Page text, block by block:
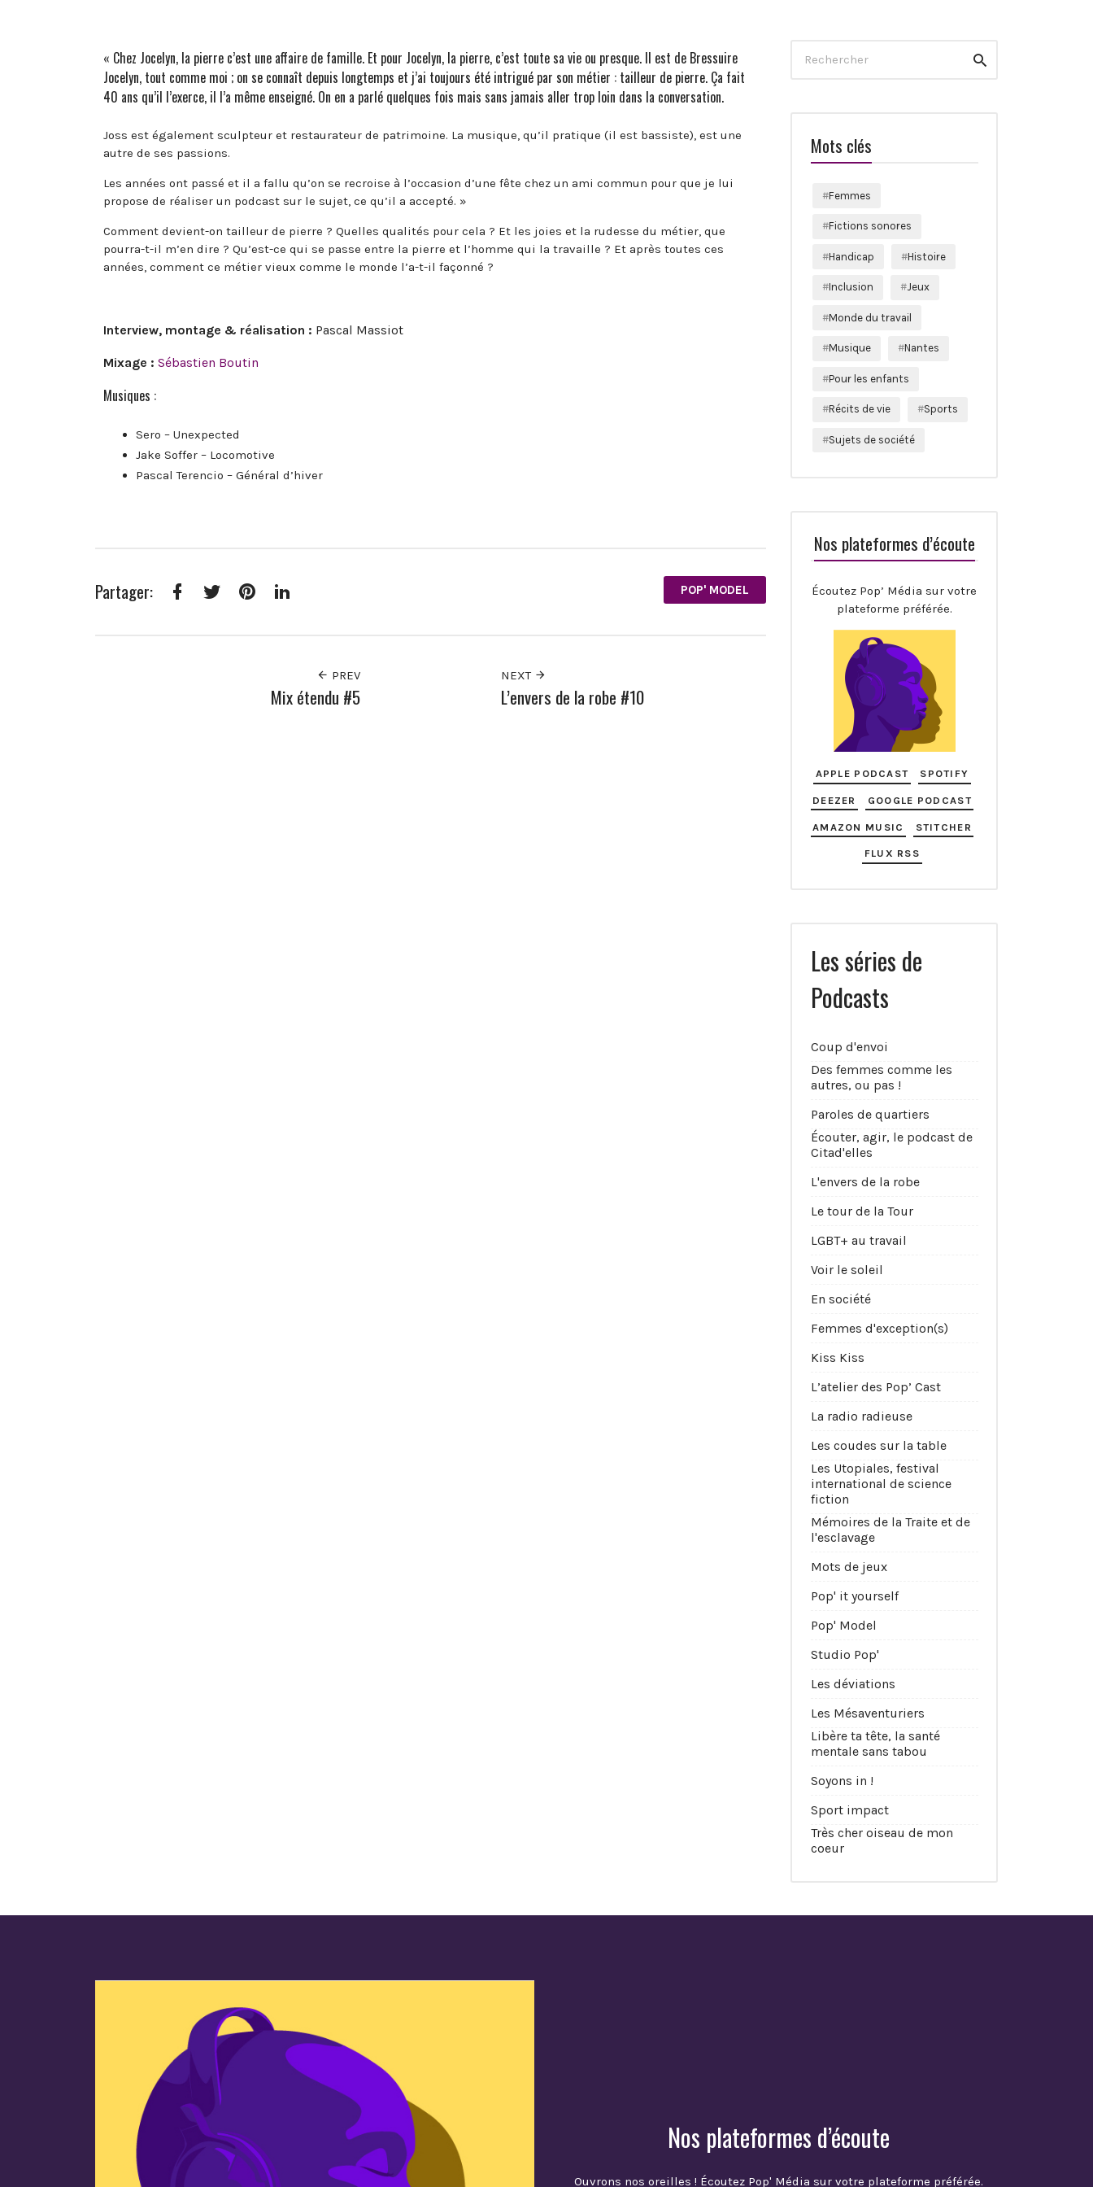
« Chez Jocelyn, la pierre c’est une affaire de famille. Et pour Jocelyn, la pierre, c’est toute sa vie ou presque. Il est de Bressuire
Jocelyn, tout comme moi ; on se connaît depuis longtemps et j’ai toujours été intrigué par son métier : tailleur de pierre. Ça fait
40 ans qu’il l’exerce, il l’a même enseigné. On en a parlé quelques fois mais sans jamais aller trop loin dans la conversation.
Joss est également sculpteur et restaurateur de patrimoine. La musique, qu’il pratique (il est bassiste), est une
autre de ses passions.
Les années ont passé et il a fallu qu’on se recroise à l’occasion d’une fête chez un ami commun pour que je lui
propose de réaliser un podcast sur le sujet, ce qu’il a accepté. »
Comment devient-on tailleur de pierre ? Quelles qualités pour cela ? Et les joies et la rudesse du métier, que
pourra-t-il m’en dire ? Qu’est-ce qui se passe entre la pierre et l’homme qui la travaille ? Et après toutes ces
années, comment ce métier vieux comme le monde l’a-t-il façonné ?
Interview, montage & réalisation : Pascal Massiot
Mixage : Sébastien Boutin
Musiques :
Sero – Unexpected
Jake Soffer – Locomotive
Pascal Terencio – Général d’hiver
Partager: POP' MODEL
PREV
Mix étendu #5
NEXT
L’envers de la robe #10
for:
Rechercher
Mots clés
Femmes
Fictions sonores
Handicap Histoire
Inclusion Jeux
Monde du travail
Musique Nantes
Pour les enfants
Récits de vie Sports
Sujets de société
Nos plateformes d’écoute
Écoutez Pop’ Média sur votre
plateforme préférée.
APPLE PODCAST SPOTIFY
DEEZER GOOGLE PODCAST
AMAZON MUSIC STITCHER
FLUX RSS
Les séries de
Podcasts
Coup d'envoi
Des femmes comme les
autres, ou pas !
Paroles de quartiers
Écouter, agir, le podcast de
Citad'elles
L'envers de la robe
Le tour de la Tour
LGBT+ au travail
Voir le soleil
En société
Femmes d'exception(s)
Kiss Kiss
L’atelier des Pop’ Cast
La radio radieuse
Les coudes sur la table
Les Utopiales, festival
international de science
fiction
Mémoires de la Traite et de
l'esclavage
Mots de jeux
Pop' it yourself
Pop' Model
Studio Pop'
Les déviations
Les Mésaventuriers
Libère ta tête, la santé
mentale sans tabou
Soyons in !
Sport impact
Très cher oiseau de mon
coeur
Nos plateformes d’écoute
Ouvrons nos oreilles ! Écoutez Pop' Média sur votre plateforme préférée.